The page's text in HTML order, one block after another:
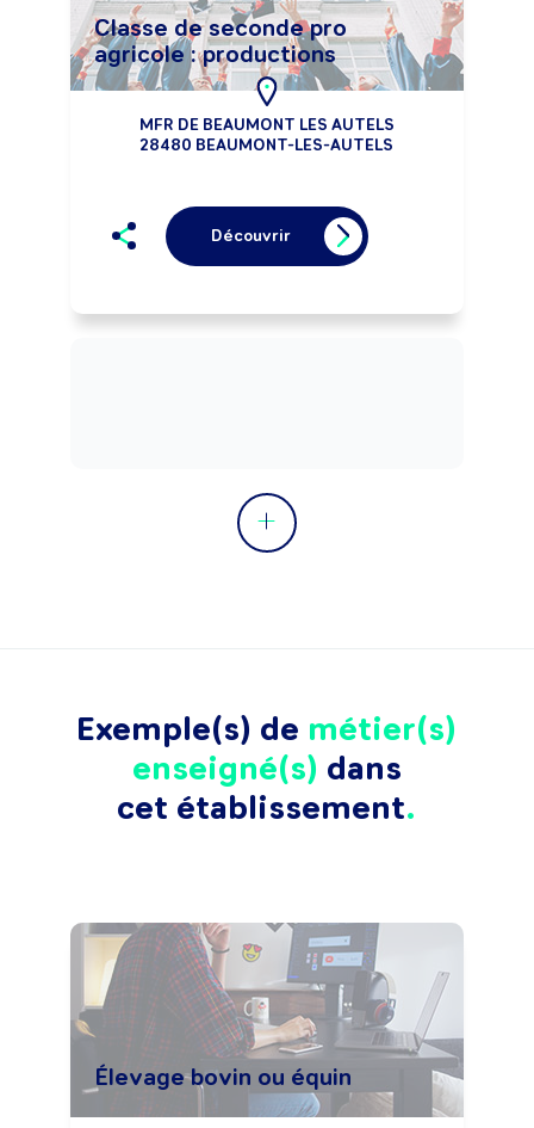
Classe de seconde pro
agricole : productions
MFR DE BEAUMONT LES AUTELS
28480 BEAUMONT-LES-AUTELS
Découvrir
Exemple(s) de métier(s)
enseigné(s) dans
cet établissement
Élevage bovin ou équin